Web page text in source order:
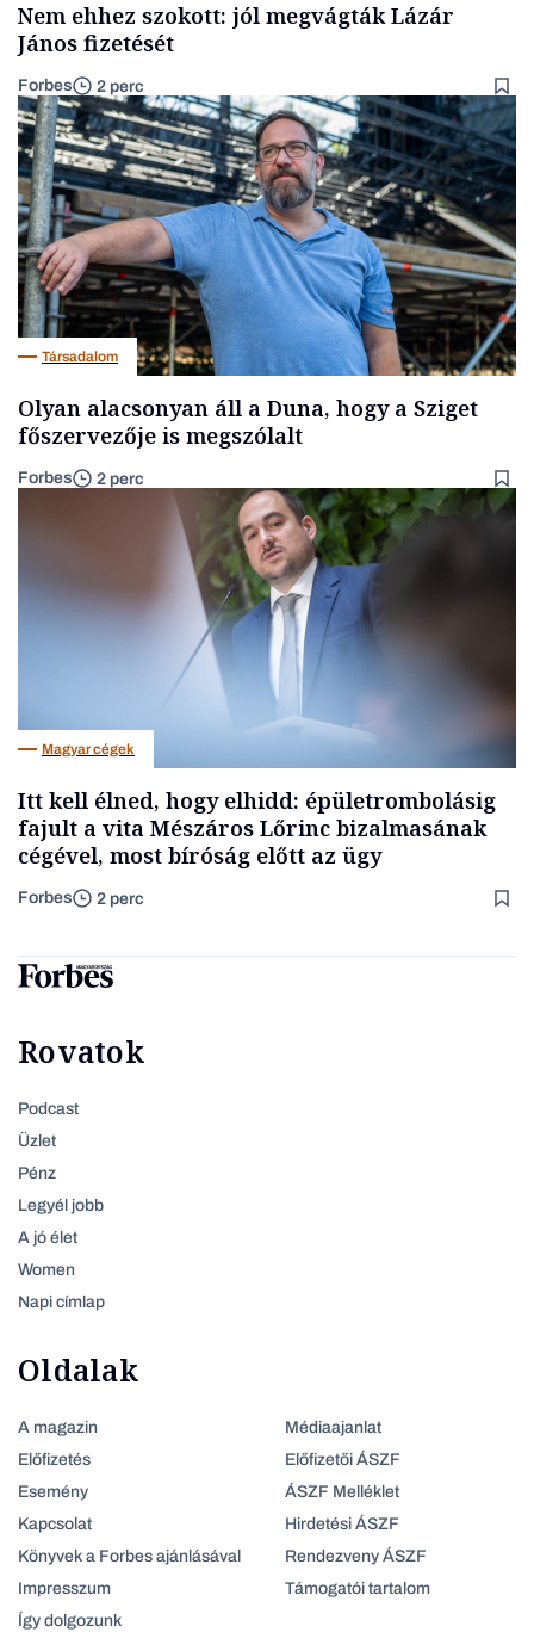
Nem ehhez szokott: jól megvágták Lázár
János fizetését
Forbes 2 perc
Társadalom
Olyan alacsonyan áll a Duna, hogy a Sziget
főszervezője is megszólalt
Forbes 2 perc
Magyar cégek
Itt kell élned, hogy elhidd: épületrombolásig
fajult a vita Mészáros Lőrinc bizalmasának
cégével, most bíróság előtt az ügy
Forbes 2 perc
Rovatok
Podcast
Üzlet
Pénz
Legyél jobb
A jó élet
Women
Napi címlap
Oldalak
A magazin
Előfizetés
Esemény
Kapcsolat
Könyvek a Forbes ajánlásával
Impresszum
Így dolgozunk
Médiaajanlat
Előfizetői ÁSZF
ÁSZF Melléklet
Hirdetési ÁSZF
Rendezveny ÁSZF
Támogatói tartalom